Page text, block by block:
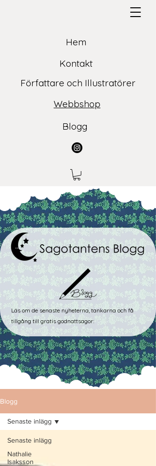
Hem
Kontakt
Webbshop
Författare och Illustratörer
Blogg
Läs om de senaste nyheterna, tankarna och få
tillgång till gratis godnattsagor:
Blogg
Senaste inlägg
Nathalie
Isaksson
Senaste inlägg